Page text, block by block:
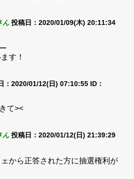
ん 投稿日：2020/01/09(木) 20:11:34
す！
：2020/01/12(日) 07:10:55 ID：
て><
ん 投稿日：2020/01/12(日) 21:39:29
から正答された方に抽選権利が